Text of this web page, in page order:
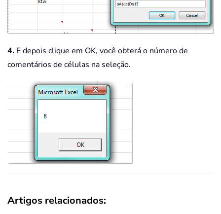
4. E depois clique em OK, você obterá o número de
comentários de células na seleção.
Artigos relacionados: